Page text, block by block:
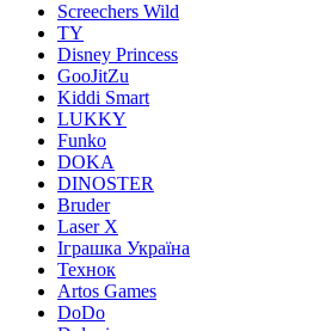
Screechers Wild
TY
Disney Princess
GooJitZu
Kiddi Smart
LUKKY
Funko
DOKA
DINOSTER
Bruder
Laser X
Іграшка Україна
Технок
Artos Games
DoDo